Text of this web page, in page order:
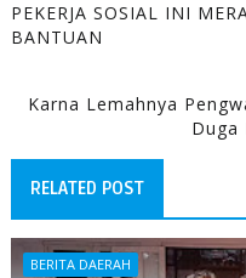
PEKERJA SOSIAL INI
BANTUAN
Karna Lemahnya
Duga
RELATED POST
BERITA DAERAH